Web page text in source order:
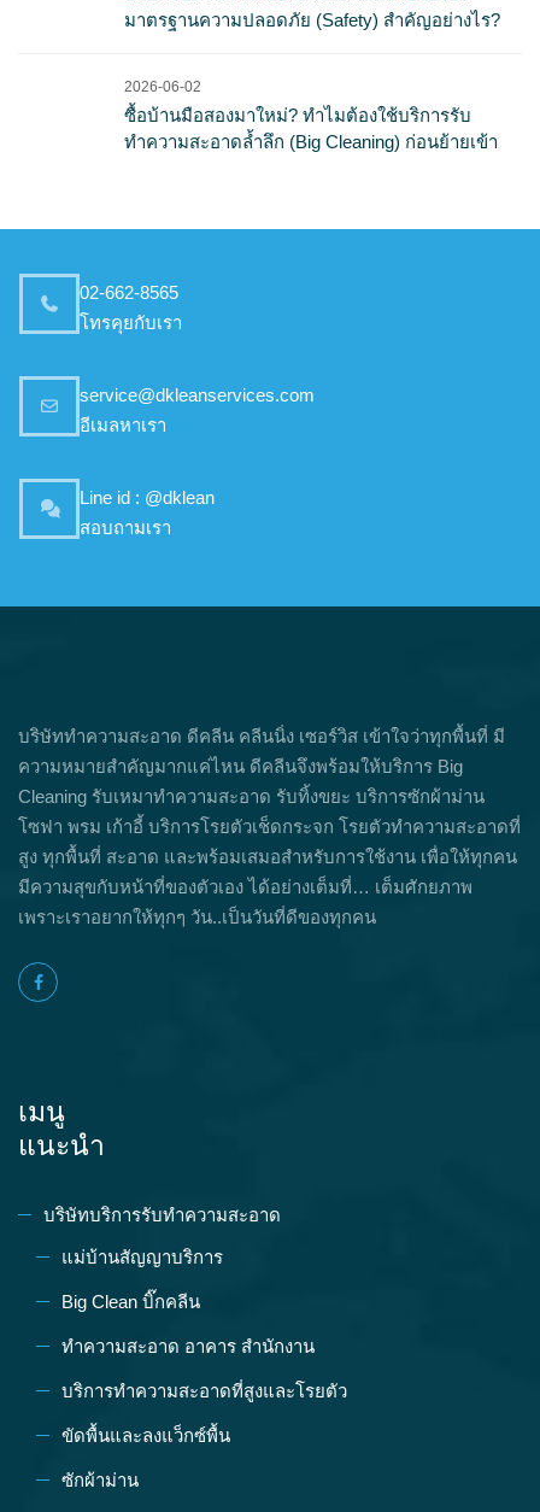
มาตรฐานความปลอดภัย (Safety) สำคัญอย่างไร?
2026-06-02
ซื้อบ้านมือสองมาใหม่? ทำไมต้องใช้บริการรับ
ทำความสะอาดล้ำลึก (Big Cleaning) ก่อนย้ายเข้า
02-662-8565
โทรคุยกับเรา
service@dkleanservices.com
อีเมลหาเรา
Line id : @dklean
สอบถามเรา
บริษัททำความสะอาด ดีคลีน คลีนนิ่ง เซอร์วิส เข้าใจว่าทุกพื้นที่ มี
ความหมายสำคัญมากแค่ไหน ดีคลีนจึงพร้อมให้บริการ Big
Cleaning รับเหมาทำความสะอาด รับทิ้งขยะ บริการซักผ้าม่าน
โซฟา พรม เก้าอี้ บริการโรยตัวเช็ดกระจก โรยตัวทำความสะอาดที่
สูง ทุกพื้นที่ สะอาด และพร้อมเสมอสำหรับการใช้งาน เพื่อให้ทุกคน
มีความสุขกับหน้าที่ของตัวเอง ได้อย่างเต็มที่… เต็มศักยภาพ
เพราะเราอยากให้ทุกๆ วัน..เป็นวันที่ดีของทุกคน
เมนู
แนะนำ
บริษัทบริการรับทำความสะอาด
แม่บ้านสัญญาบริการ
Big Clean บิ๊กคลีน
ทำความสะอาด อาคาร สำนักงาน
บริการทำความสะอาดที่สูงและโรยตัว
ขัดพื้นและลงแว็กซ์พื้น
ซักผ้าม่าน